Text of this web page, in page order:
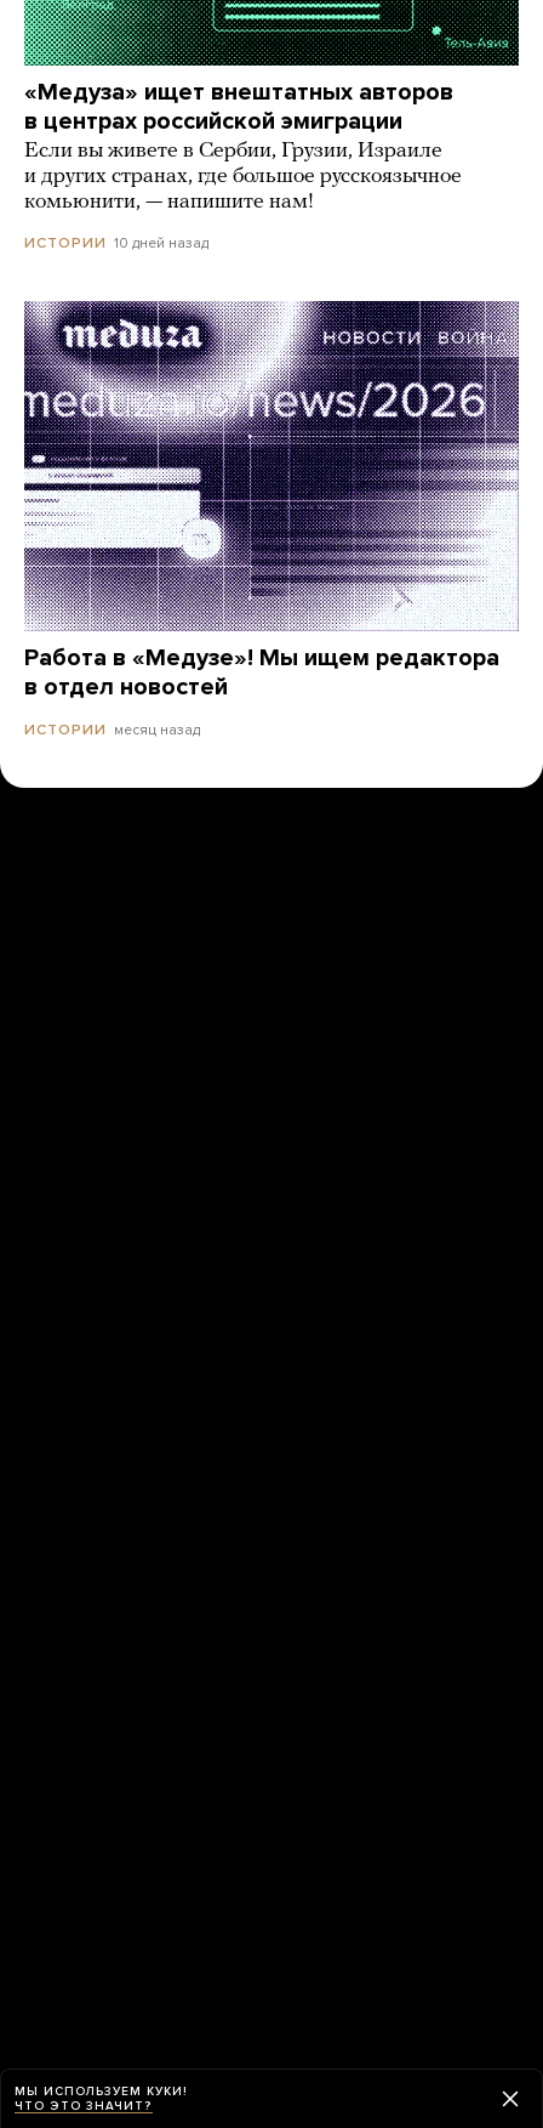
«Медуза» ищет внештатных авторов
в центрах российской эмиграции
Если вы живете в Сербии, Грузии, Израиле
и других странах, где большое русскоязычное
комьюнити, — напишите нам!
ИСТОРИИ 10 дней назад
Работа в «Медузе»! Мы ищем редактора
в отдел новостей
ИСТОРИИ месяц назад
МЫ ИСПОЛЬЗУЕМ КУКИ!
ЧТО ЭТО ЗНАЧИТ?